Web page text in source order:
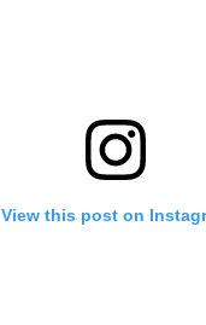
View this post on